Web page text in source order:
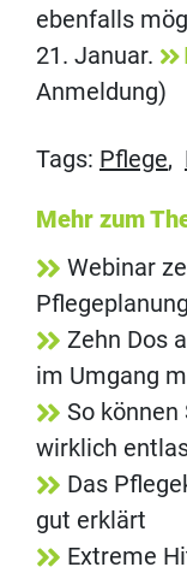
ebenfalls
21. Januar.
Anmeldung)
Tags: Pflege,
Mehr zum
Webinar
Zehn Dos
im Umgang
So
wirklich
Das
gut erklärt
Extreme